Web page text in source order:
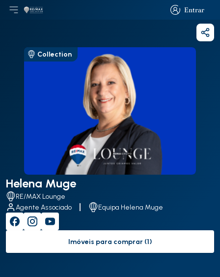
Entrar
Entrar
Abri menu principal
LogoIr para página inicial
Collection
Helena Muge
RE/MAX Lounge
Agente Associado
Equipa Helena Muge
to-buy-listing
Imóveis para comprar (1)